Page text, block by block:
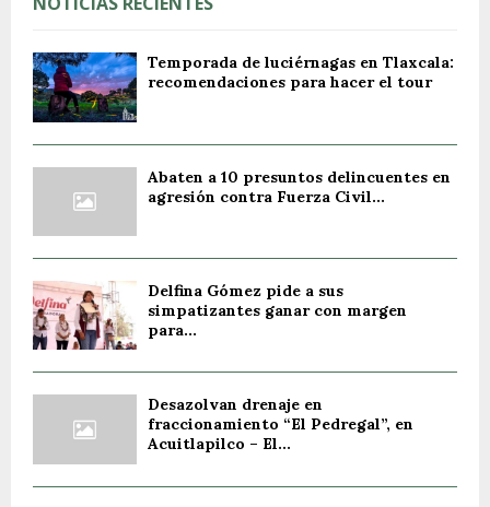
Temporada de luciérnagas en Tlaxcala:
recomendaciones para hacer el tour
Abaten a 10 presuntos delincuentes en
agresión contra Fuerza Civil...
Delfina Gómez pide a sus
simpatizantes ganar con margen
para...
Desazolvan drenaje en
fraccionamiento “El Pedregal”, en
Acuitlapilco – El...